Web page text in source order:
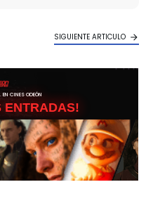
SIGUIENTE ARTICULO
CINES ODEÓN
ENTRADAS!